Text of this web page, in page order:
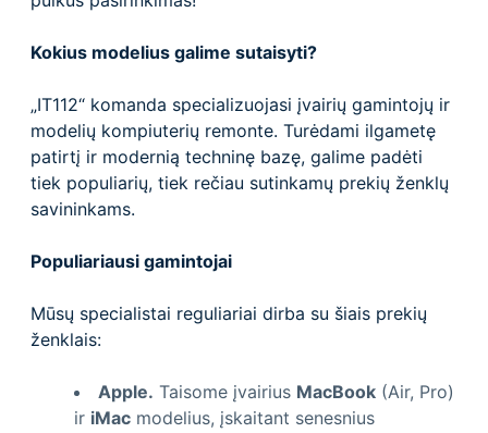
Kokius modelius galime sutaisyti?
„IT112“ komanda specializuojasi įvairių gamintojų ir
modelių kompiuterių remonte. Turėdami ilgametę
patirtį ir modernią techninę bazę, galime padėti
tiek populiarių, tiek rečiau sutinkamų prekių ženklų
savininkams.
Populiariausi gamintojai
Mūsų specialistai reguliariai dirba su šiais prekių
ženklais:
Apple. Taisome įvairius MacBook (Air, Pro)
ir iMac modelius, įskaitant senesnius